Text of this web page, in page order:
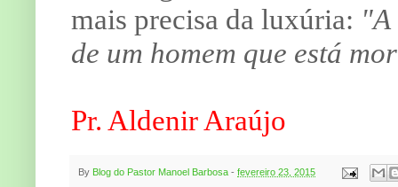
mais precisa da luxúria:
de um homem que está
Pr. Aldenir Araújo
By Blog do Pastor Manoel Barbosa - fevereiro 23, 2015